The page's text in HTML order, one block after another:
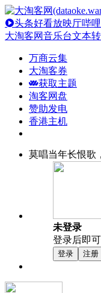
头条好看放映厅哔
大淘客网音乐台文本
万商云集
大淘客券
获取主题
淘客网盘
赞助发电
香港主机
莫唱当年长恨歌
未登录
登录后即
登录 注册